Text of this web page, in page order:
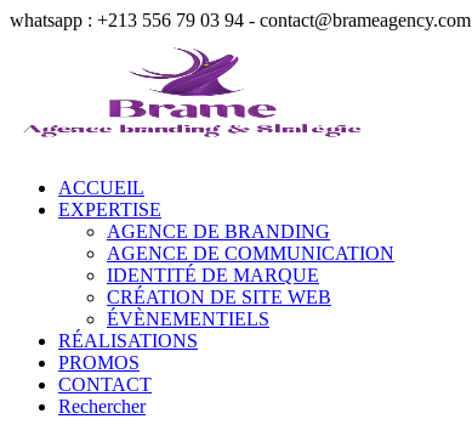
whatsapp : +213 556 79 03 94 - contact@brameagency.com
ACCUEIL
EXPERTISE
AGENCE DE BRANDING
AGENCE DE COMMUNICATION
IDENTITÉ DE MARQUE
CRÉATION DE SITE WEB
ÉVÈNEMENTIELS
RÉALISATIONS
PROMOS
CONTACT
Rechercher